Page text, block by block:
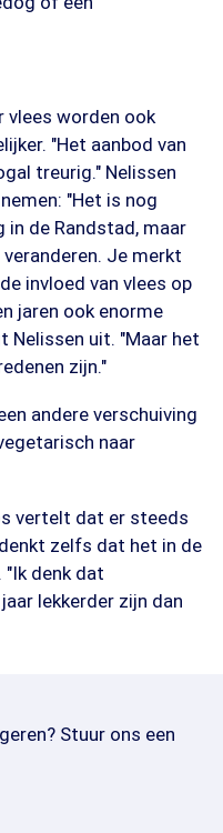
vlees worden ook
"Het aanbod van
treurig." Nelissen
"Het is nog
de Randstad, maar
Je merkt
invloed van vlees op
jaren ook enorme
Nelissen uit. "Maar het
zijn."
andere verschuiving
naar
vertelt dat er steeds
zelfs dat het in de
denk dat
lekkerder zijn dan
Stuur ons een